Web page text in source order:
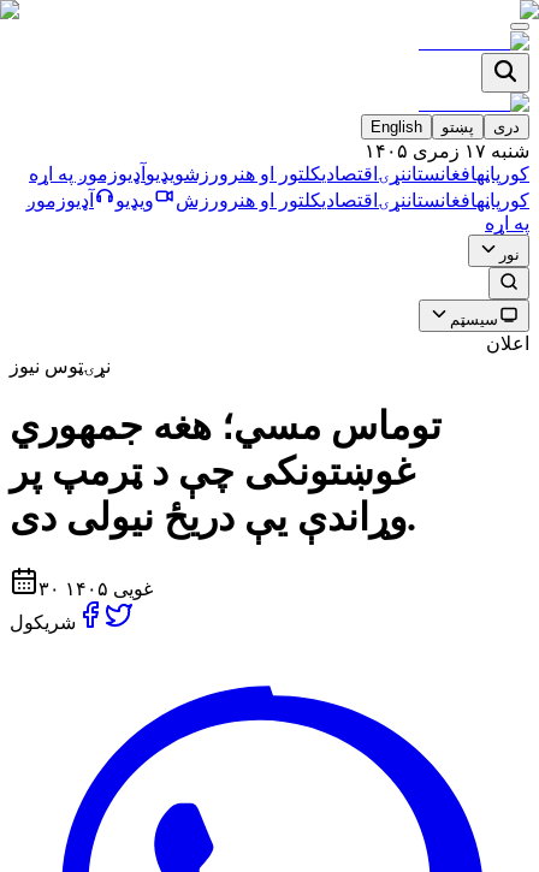
دری پښتو English
شنبه ۱۷ زمری ۱۴۰۵
کورپاڼهافغانستاننړۍ اقتصاديکلتور او هنر ورزشویډیو آډیوزموږ په اړه
کورپاڼهافغانستاننړۍ اقتصاديکلتور او هنر ورزش ویډیو آډیوزموږ
په اړه
نور
سیسټم
اعلان
نړۍټوس نیوز
توماس مسي؛ هغه جمهوري
‌غوښتونکی چې د ټرمپ پر
وړاندې یې دریځ نیولی دی.
۳۰ غویی ۱۴۰۵
شریکول